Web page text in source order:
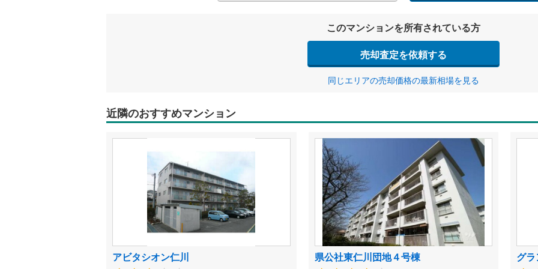
このマンションを所有されている方
売却査定を依頼する
同じエリアの売却価格の最新相場を見る
近隣のおすすめマンション
アビタシオン仁川 県公社東仁川団地４号棟 グ